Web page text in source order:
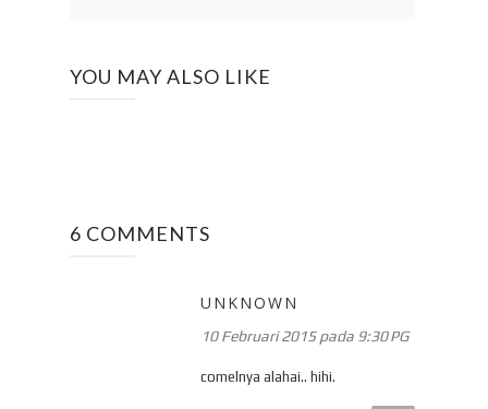
YOU MAY ALSO LIKE
6 COMMENTS
UNKNOWN
10 Februari 2015 pada 9:30 PG
comelnya alahai.. hihi.